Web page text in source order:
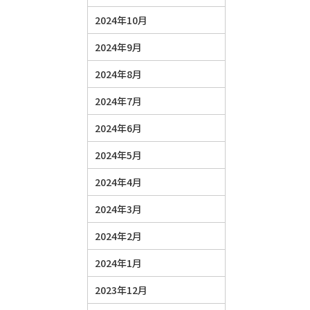
2024年10月
2024年9月
2024年8月
2024年7月
2024年6月
2024年5月
2024年4月
2024年3月
2024年2月
2024年1月
2023年12月